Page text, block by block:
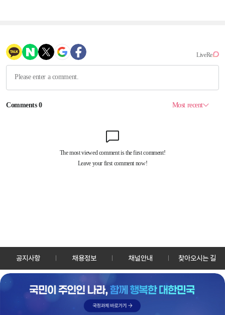
공지사항 채용정보 채널안내 찾아오시는 길
30128 세종특별자치시 정부2청사로 13 한국정책방송원 KTV
TEL: 044-204-8000
Copyrightⓒ KTV 국민방송 All Rights Reserved.